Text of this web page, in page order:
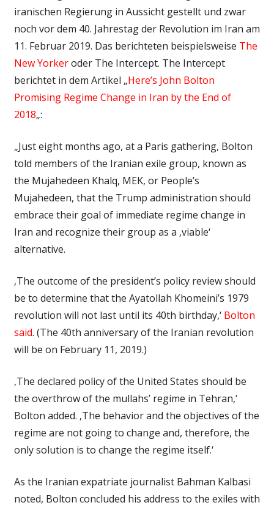
iranischen Regierung in Aussicht gestellt und zwar
noch vor dem 40. Jahrestag der Revolution im Iran am
11. Februar 2019. Das berichteten beispielsweise The
New Yorkeroder The Intercept. The Intercept
berichtet in dem Artikel „Here’s John Bolton
Promising Regime Change in Iran by the End of
2018„:
„Just eight months ago, at a Paris gathering, Bolton
told members of the Iranian exile group, known as
the Mujahedeen Khalq, MEK, or People’s
Mujahedeen, that the Trump administration should
embrace their goal of immediate regime change in
Iran and recognize their group as a ‚viable‘
alternative.
‚The outcome of the president’s policy review should
be to determine that the Ayatollah Khomeini’s 1979
revolution will not last until its 40th birthday,‘ Bolton
said. (The 40th anniversary of the Iranian revolution
will be on February 11, 2019.)
‚The declared policy of the United States should be
the overthrow of the mullahs’ regime in Tehran,‘
Bolton added. ‚The behavior and the objectives of the
regime are not going to change and, therefore, the
only solution is to change the regime itself.‘
As the Iranian expatriate journalist Bahman Kalbasi
noted, Bolton concluded his address to the exiles with